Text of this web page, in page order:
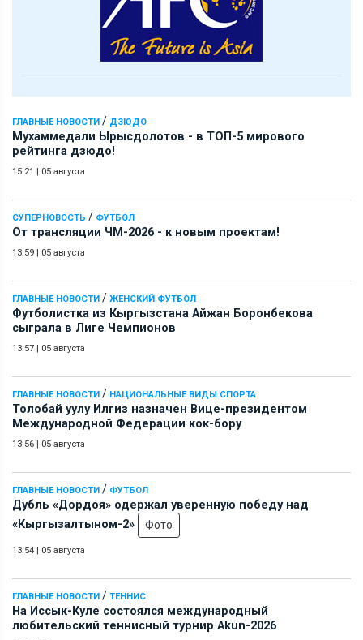
ГЛАВНЫЕ НОВОСТИ / ДЗЮДО
Мухаммедали Ырысдолотов - в ТОП-5 мирового
рейтинга дзюдо!
15:21 05 августа
СУПЕРНОВОСТЬ / ФУТБОЛ
От трансляции ЧМ-2026 - к новым проектам!
13:59 05 августа
ГЛАВНЫЕ НОВОСТИ / ЖЕНСКИЙ ФУТБОЛ
Футболистка из Кыргызстана Айжан Боронбекова
сыграла в Лиге Чемпионов
13:57 05 августа
ГЛАВНЫЕ НОВОСТИ / НАЦИОНАЛЬНЫЕ ВИДЫ СПОРТА
Толобай уулу Илгиз назначен Вице-президентом
Международной Федерации кок-бору
13:56 05 августа
ГЛАВНЫЕ НОВОСТИ / ФУТБОЛ
Дубль «Дордоя» одержал уверенную победу над
«Кыргызалтыном-2»
Фото
13:54 05 августа
ГЛАВНЫЕ НОВОСТИ / ТЕННИС
На Иссык-Куле состоялся международный
любительский теннисный турнир Akun-2026